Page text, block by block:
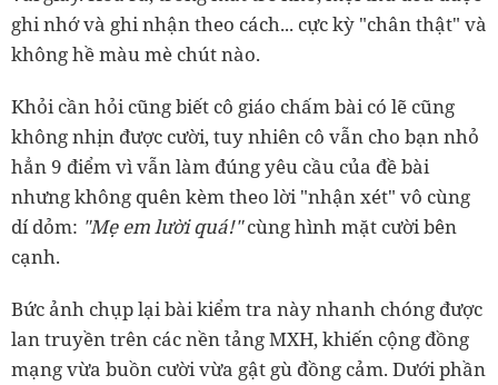
ghi nhớ và ghi nhận theo cách... cực kỳ "chân thật" và
không hề màu mè chút nào.
Khỏi cần hỏi cũng biết cô giáo chấm bài có lẽ cũng
không nhịn được cười, tuy nhiên cô vẫn cho bạn nhỏ
hẳn 9 điểm vì vẫn làm đúng yêu cầu của đề bài
nhưng không quên kèm theo lời "nhận xét" vô cùng
dí dỏm: "Mẹ em lười quá!"cùng hình mặt cười bên
cạnh.
Bức ảnh chụp lại bài kiểm tra này nhanh chóng được
lan truyền trên các nền tảng MXH, khiến cộng đồng
mạng vừa buồn cười vừa gật gù đồng cảm. Dưới phần